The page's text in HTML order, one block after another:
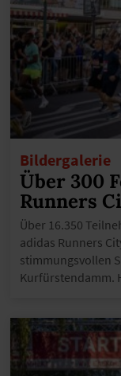
Bildergalerie
Über 300
Runners
Über 16.350
adidas Runners
stimmungsvollen
Kurfürstendamm.